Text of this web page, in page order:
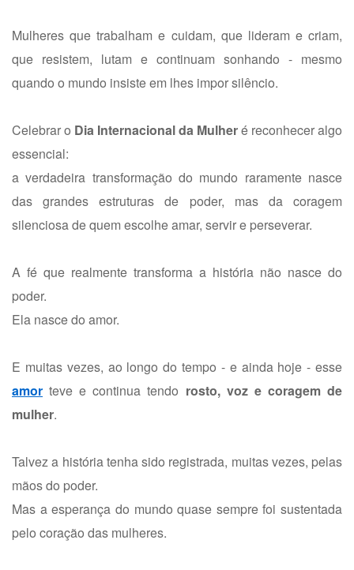
Mulheres que trabalham e cuidam, que lideram e criam,
que resistem, lutam e continuam sonhando - mesmo
quando o mundo insiste em lhes impor silêncio.
Celebrar o Dia Internacional da Mulheré reconhecer algo
essencial:
a verdadeira transformação do mundo raramente nasce
das grandes estruturas de poder, mas da coragem
silenciosa de quem escolhe amar, servir e perseverar.
A fé que realmente transforma a história não nasce do
poder.
Ela nasce do amor.
E muitas vezes, ao longo do tempo - e ainda hoje - esse
amor teve e continua tendo rosto, voz e coragem de
mulher.
Talvez a história tenha sido registrada, muitas vezes, pelas
mãos do poder.
Mas a esperança do mundo quase sempre foi sustentada
pelo coração das mulheres.